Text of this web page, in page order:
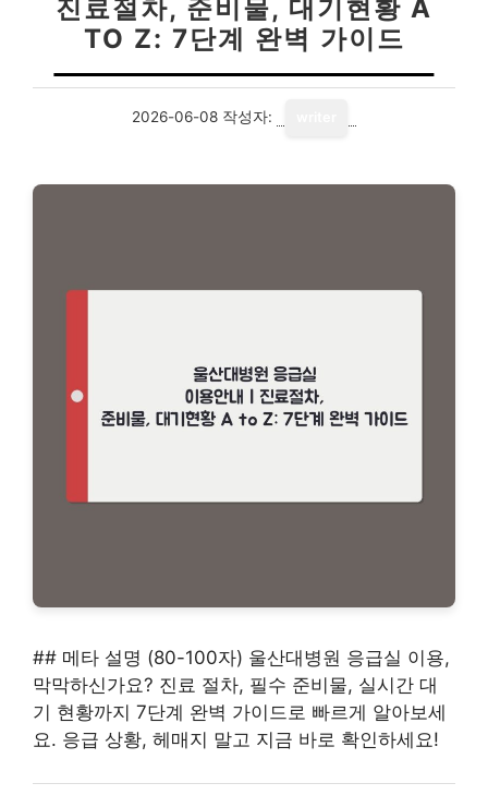
진료절차, 준비물, 대기현황 A
TO Z: 7단계 완벽 가이드
2026-06-08 작성자:
## 메타 설명 (80-100자) 울산대병원 응급실 이용,
막막하신가요? 진료 절차, 필수 준비물, 실시간 대
기 현황까지 7단계 완벽 가이드로 빠르게 알아보세
요. 응급 상황, 헤매지 말고 지금 바로 확인하세요!